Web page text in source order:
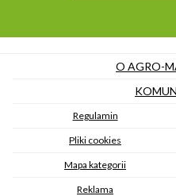
O AGRO-
Regulamin
Pliki cookies
Mapa kategorii
Reklama